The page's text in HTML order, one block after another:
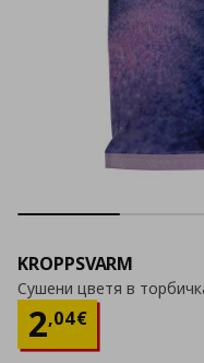
KROPPSVARM
Сушени цветя в
2,04€
Цена